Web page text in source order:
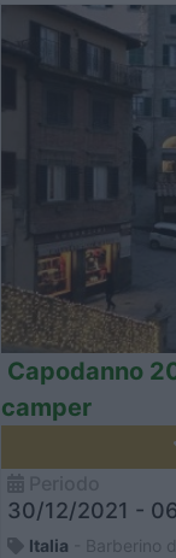
Capodanno
camper
30/12/2021 -
Italia - Barberino